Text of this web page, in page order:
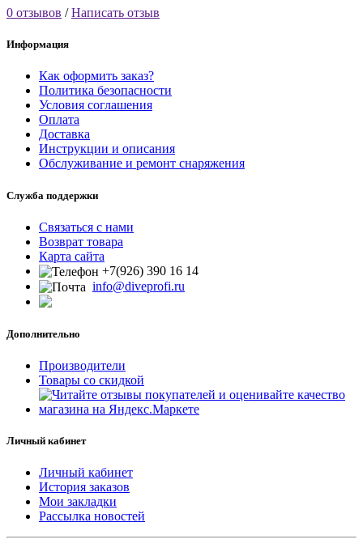
0 отзывов /Написать отзыв
Информация
Как оформить заказ?
Политика безопасности
Условия соглашения
Оплата
Доставка
Инструкции и описания
Обслуживание и ремонт снаряжения
Служба поддержки
Связаться с нами
Возврат товара
Карта сайта
+7(926) 390 16 14
info@diveprofi.ru
Дополнительно
Производители
Товары со скидкой
Личный кабинет
Личный кабинет
История заказов
Мои закладки
Рассылка новостей